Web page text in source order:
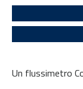
Un flussimetro